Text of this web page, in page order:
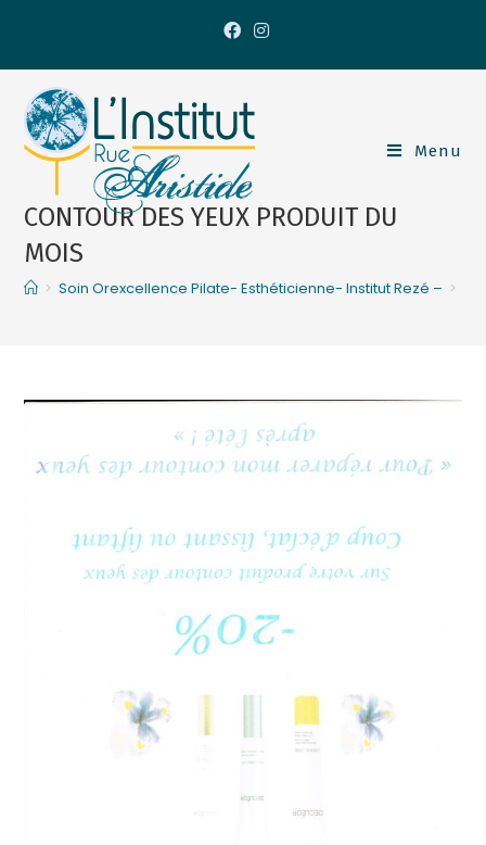
Menu
CONTOUR DES YEUX PRODUIT DU
MOIS
> Soin Orexcellence Pilate- Esthéticienne- Institut Rezé – >